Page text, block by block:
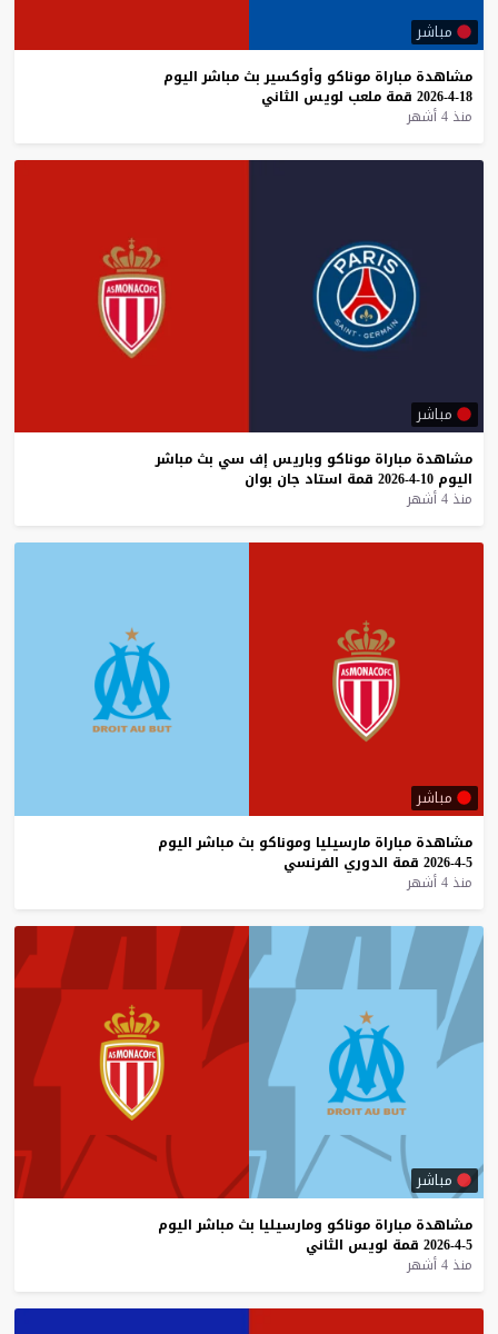
مباشر
مشاهدة مباراة موناكو وأوكسير بث مباشر اليوم
18-4-2026
قمة ملعب لويس الثاني
منذ 4 أشهر
مباشر
مشاهدة مباراة موناكو وباريس إف سي بث مباشر
اليوم 10-4-2026 قمة استاد جان بوان
منذ 4 أشهر
مباشر
مشاهدة مباراة مارسيليا وموناكو بث مباشر اليوم
5-4-2026
قمة الدوري الفرنسي
منذ 4 أشهر
مباشر
مشاهدة مباراة موناكو ومارسيليا بث مباشر اليوم
5-4-2026
قمة لويس الثاني
منذ 4 أشهر